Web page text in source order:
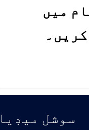
میں
سوشل ميڊيا